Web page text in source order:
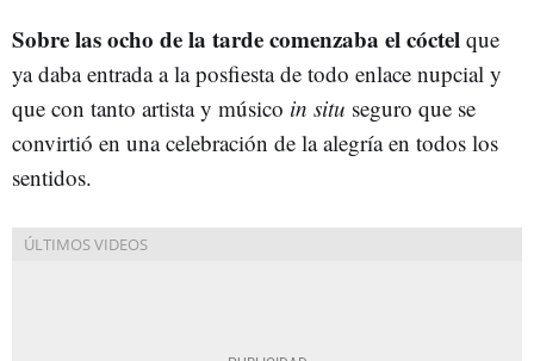
Sobre las ocho de la tarde comenzaba el cóctel que
ya daba entrada a la posfiesta de todo enlace nupcial y
que con tanto artista y músico in situ seguro que se
convirtió en una celebración de la alegría en todos los
sentidos.